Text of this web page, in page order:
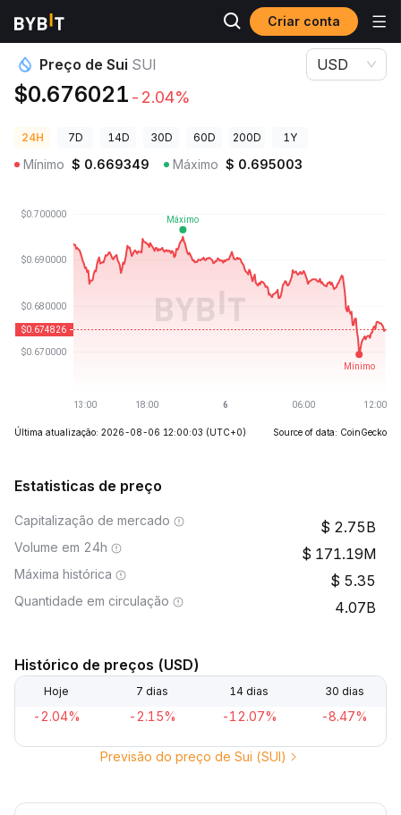
Criar conta
Preços de Criptomoedas Preço de Sui SUI
Preço de Sui SUI
$0.676021 -2.04%
USD
24H 7D 14D 30D 60D 200D 1Y
Mínimo $ 0.669349 Máximo $ 0.695003
Última atualização: 2026-08-06 12:00:03 (UTC+0) Source of data: CoinGecko
Estatisticas de preço
Capitalização de mercado 2.75B
Volume em 24h 171.19M
Máxima histórica 5.35
Quantidade em circulação 4.07B
Histórico de preços (USD)
Hoje 7 dias 14 dias 30 dias
-2.04% -2.15% -12.07% -8.47%
Previsão do preço de Sui (SUI)